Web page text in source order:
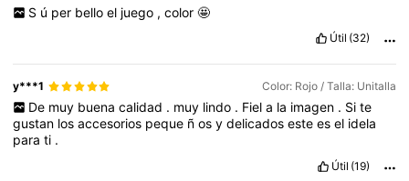
S ú per bello el juego , color 🤩
Útil (32)
y***1 Color: Rojo / Talla: Unitalla
De muy buena calidad . muy lindo . Fiel a la imagen . Si te
gustan losaccesorios peque ñosydelicadosesteesel idela
parati .
Útil (19)